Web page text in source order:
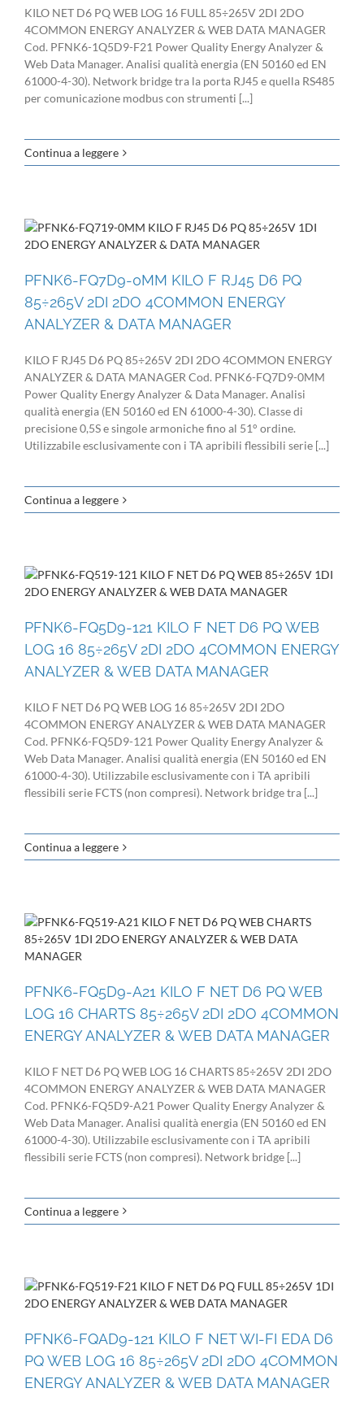
KILO NET D6 PQ WEB LOG 16 FULL 85÷265V 2DI 2DO
4COMMON ENERGY ANALYZER & WEB DATA MANAGER
Cod. PFNK6-1Q5D9-F21 Power Quality Energy Analyzer &
Web Data Manager. Analisi qualità energia (EN 50160 ed EN
61000-4-30). Network bridge tra la porta RJ45 e quella RS485
per comunicazione modbus con strumenti [...]
Continua a leggere
PFNK6-FQ7D9-0MM KILO F RJ45 D6 PQ
85÷265V 2DI 2DO 4COMMON ENERGY
ANALYZER & DATA MANAGER
KILO F RJ45 D6 PQ 85÷265V 2DI 2DO 4COMMON ENERGY
ANALYZER & DATA MANAGER Cod. PFNK6-FQ7D9-0MM
Power Quality Energy Analyzer & Data Manager. Analisi
qualità energia (EN 50160 ed EN 61000-4-30). Classe di
precisione 0,5S e singole armoniche fino al 51° ordine.
Utilizzabile esclusivamente con i TA apribili flessibili serie [...]
Continua a leggere
PFNK6-FQ5D9-121 KILO F NET D6 PQ WEB
LOG 16 85÷265V 2DI 2DO 4COMMON ENERGY
ANALYZER & WEB DATA MANAGER
KILO F NET D6 PQ WEB LOG 16 85÷265V 2DI 2DO
4COMMON ENERGY ANALYZER & WEB DATA MANAGER
Cod. PFNK6-FQ5D9-121 Power Quality Energy Analyzer &
Web Data Manager. Analisi qualità energia (EN 50160 ed EN
61000-4-30). Utilizzabile esclusivamente con i TA apribili
flessibili serie FCTS (non compresi). Network bridge tra [...]
Continua a leggere
PFNK6-FQ5D9-A21 KILO F NET D6 PQ WEB
LOG 16 CHARTS 85÷265V 2DI 2DO 4COMMON
ENERGY ANALYZER & WEB DATA MANAGER
KILO F NET D6 PQ WEB LOG 16 CHARTS 85÷265V 2DI 2DO
4COMMON ENERGY ANALYZER & WEB DATA MANAGER
Cod. PFNK6-FQ5D9-A21 Power Quality Energy Analyzer &
Web Data Manager. Analisi qualità energia (EN 50160 ed EN
61000-4-30). Utilizzabile esclusivamente con i TA apribili
flessibili serie FCTS (non compresi). Network bridge [...]
Continua a leggere
PFNK6-FQAD9-121 KILO F NET WI-FI EDA D6
PQ WEB LOG 16 85÷265V 2DI 2DO 4COMMON
ENERGY ANALYZER & WEB DATA MANAGER